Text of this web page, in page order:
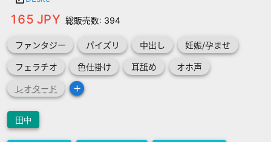
165 JPY 総販売数: 394
ファンタジー パイズリ 中出し 妊娠/孕ませ
フェラチオ 色仕掛け 耳舐め オホ声
レオタード add
田中